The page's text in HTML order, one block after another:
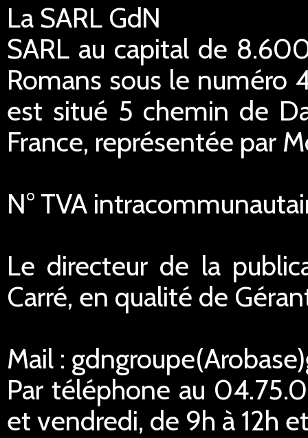
La SARL GdN
SARL au capital de
Romans sous le numéro
est situé 5 chemin de
France, représentée par
N° TVA
Le directeur de la
Carré, en qualité de
Mail :
Par téléphone au
et vendredi, de 9h à 12h